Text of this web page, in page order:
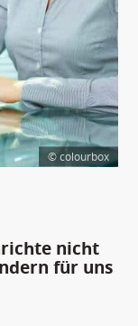
© colourbox
nicht
für uns